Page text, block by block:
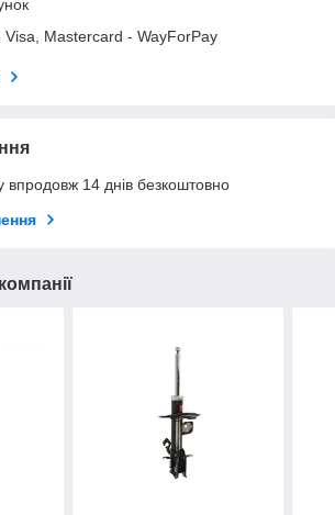
Mastercard - WayForPay
впродовж 14 днів безкоштовно